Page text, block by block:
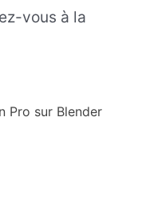
vous à la
Pro sur Blender